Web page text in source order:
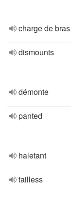
charge de bras
dismounts
démonte
panted
haletant
tailless